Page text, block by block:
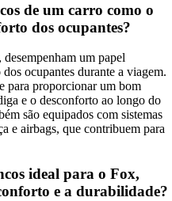
de um carro como o
dos ocupantes?
um papel
ocupantes durante a viagem.
para proporcionar um bom
e o desconforto ao longo do
são equipados com sistemas
e airbags, que contribuem para
ideal para o Fox,
e a durabilidade?